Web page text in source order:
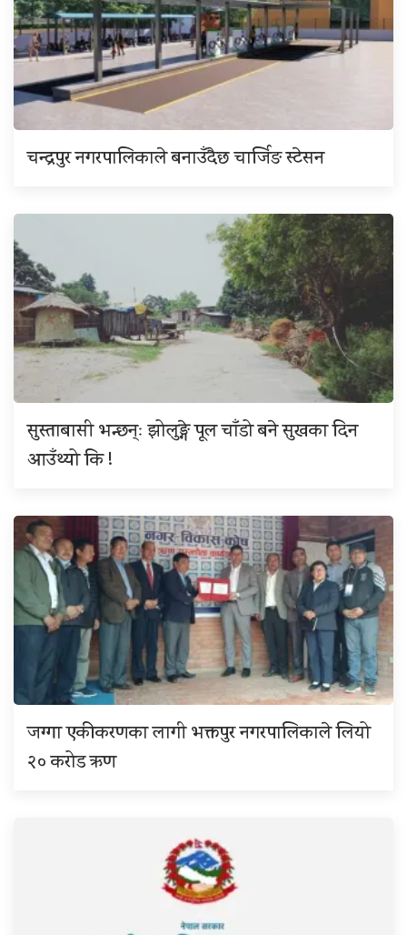
चन्द्रपुर नगरपालिकाले बनाउँदैछ चार्जिङ स्टेसन
सुस्ताबासी भन्छन्ः झोलुङ्गे पूल चाँडो बने सुखका दिन
आउँथ्यो कि !
जग्गा एकीकरणका लागी भक्तपुर नगरपालिकाले लियो
२० करोड ऋण